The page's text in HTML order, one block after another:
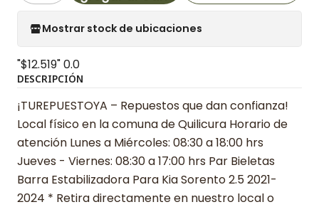
Mostrar stock de ubicaciones
"$12.519"0.0
DESCRIPCIÓN
¡TUREPUESTOYA – Repuestos que dan confianza!
Local físico en la comuna de Quilicura Horario de
atención Lunes a Miércoles: 08:30 a 18:00 hrs
Jueves - Viernes: 08:30 a 17:00 hrs Par Bieletas
Barra Estabilizadora Para Kia Sorento 2.5 2021-
2024 * Retira directamente en nuestro local o